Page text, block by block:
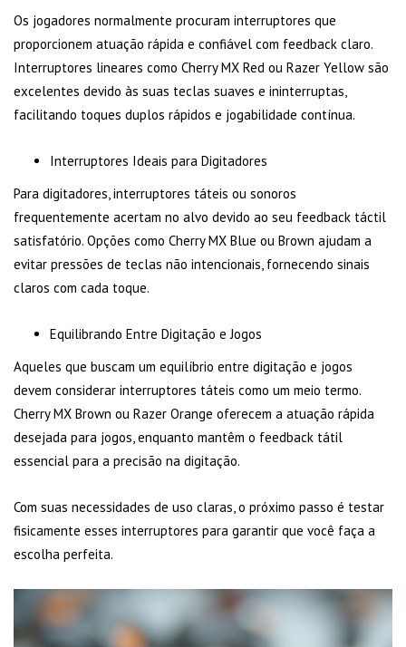
Os jogadores normalmente procuram interruptores que
proporcionem atuação rápida e confiável com feedback claro.
Interruptores lineares como Cherry MX Red ou Razer Yellow são
excelentes devido às suas teclas suaves e ininterruptas,
facilitando toques duplos rápidos e jogabilidade contínua.
Interruptores Ideais para Digitadores
Para digitadores, interruptores táteis ou sonoros
frequentemente acertam no alvo devido ao seu feedback táctil
satisfatório. Opções como Cherry MX Blue ou Brown ajudam a
evitar pressões de teclas não intencionais, fornecendo sinais
claros com cada toque.
Equilibrando Entre Digitação e Jogos
Aqueles que buscam um equilíbrio entre digitação e jogos
devem considerar interruptores táteis como um meio termo.
Cherry MX Brown ou Razer Orange oferecem a atuação rápida
desejada para jogos, enquanto mantêm o feedback tátil
essencial para a precisão na digitação.
Com suas necessidades de uso claras, o próximo passo é testar
fisicamente esses interruptores para garantir que você faça a
escolha perfeita.